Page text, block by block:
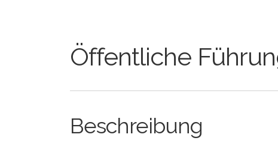
Öffentliche
Beschreibung